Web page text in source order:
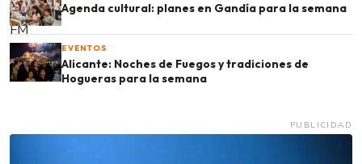
Agenda cultural: planes en Gandía para la semana
EVENTOS
Alicante: Noches de Fuegos y tradiciones de
Hogueras para la semana
PUBLICIDAD